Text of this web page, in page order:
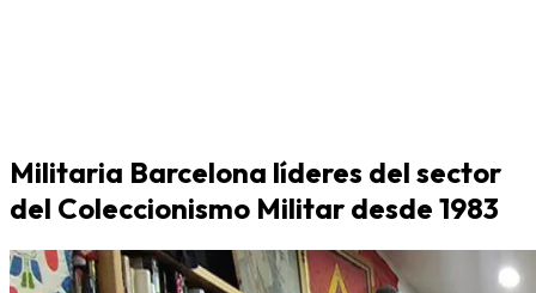
Militaria Barcelona líderes del sector
del Coleccionismo Militar desde 1983